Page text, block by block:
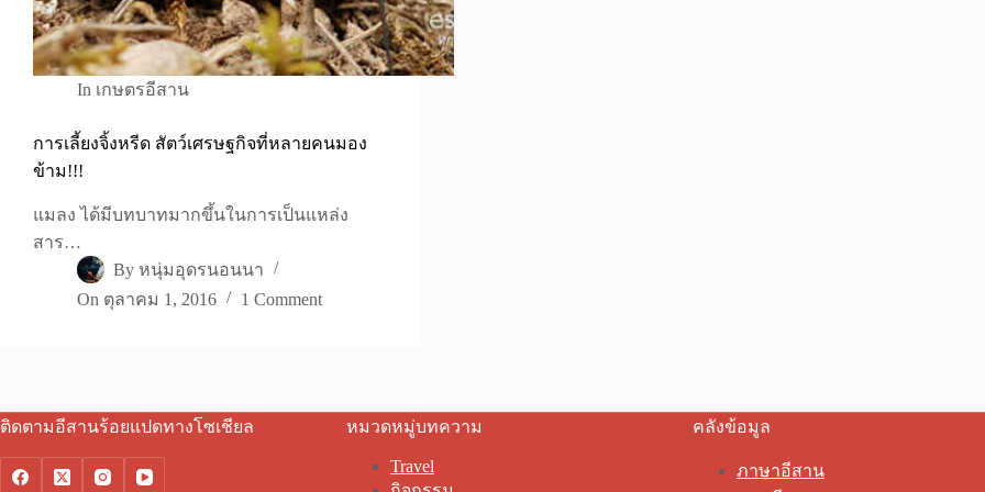
In เกษตรอีสาน
การเลี้ยงจิ้งหรีด สัตว์เศรษฐกิจที่หลายคนมอง
ข้าม!!!
แมลง ได้มีบทบาทมากขึ้นในการเป็นแหล่ง
สาร…
By หนุ่มอุดรนอนนา
On ตุลาคม 1, 2016 1 Comment
ติดตามอีสานร้อยแปดทางโซเชียล หมวดหมู่บทความ
Travel
คลังข้อมูล
ภาษาอีสาน